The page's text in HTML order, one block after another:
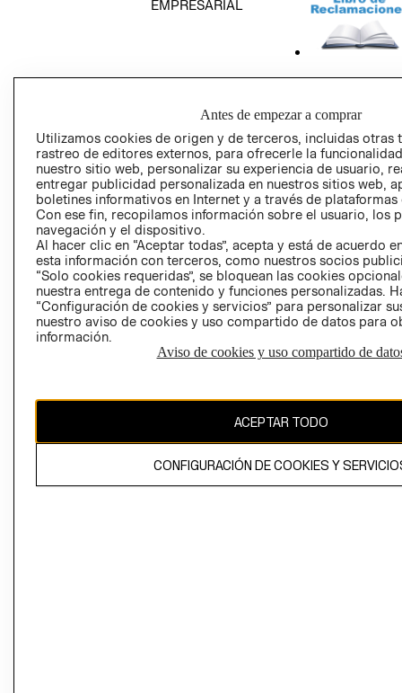
EMPRESARIAL
PRIVACIDAD
GIFT CARD
AVISO DE
Perú (S/)
CAMBIAR REGIÓN
El contenido de esta página web está protegido por copyright y es
Antes de empezar a comprar
Utilizamos cookies de origen y de terceros, incluidas otras
rastreo de editores externos, para ofrecerle la
nuestro sitio web, personalizar su experiencia de usuario,
entregar publicidad personalizada en nuestros sitios web,
boletines informativos en Internet y a través de plataformas
Con ese fin, recopilamos información sobre el usuario, los
navegación y el dispositivo.
Al hacer clic en “Aceptar todas”, acepta y está de acuerdo
esta información con terceros, como nuestros socios
“Solo cookies requeridas”, se bloquean las cookies
nuestra entrega de contenido y funciones personalizadas.
“Configuración de cookies y servicios” para personalizar
nuestro aviso de cookies y uso compartido de datos para
información.
Aviso de cookies y uso compartido de
ACEPTAR TODO
CONFIGURACIÓN DE COOKIES Y